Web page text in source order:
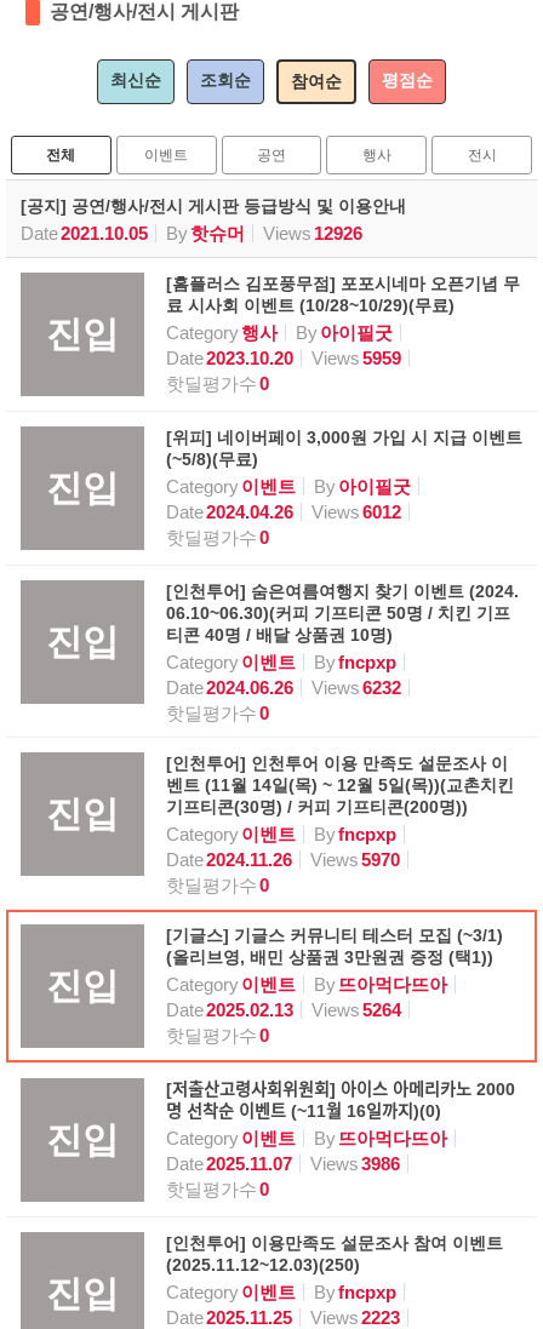
공연/행사/전시 게시판
최신순 조회순 참여순 평점순
전체 이벤트 공연 행사 전시
[공지] 공연/행사/전시 게시판 등급방식 및 이용안내
Date2021.10.05 By핫슈머 Views 12926
진입
[홈플러스 김포풍무점] 포포시네마 오픈기념 무
료 시사회 이벤트 (10/28~10/29)(무료)
Category행사 By아이필굿
Date2023.10.20 Views5959
핫딜평가수0
진입
[위피] 네이버페이 3,000원 가입 시 지급 이벤트
(~5/8)(무료)
Category이벤트 By아이필굿
Date2024.04.26 Views6012
핫딜평가수0
진입
[인천투어] 숨은여름여행지 찾기 이벤트 (2024.
06.10~06.30)(커피 기프티콘 50명 / 치킨 기프
티콘 40명 / 배달 상품권 10명)
Category이벤트 Byfncpxp
Date2024.06.26 Views6232
핫딜평가수0
진입
[인천투어] 인천투어 이용 만족도 설문조사 이
벤트 (11월 14일(목) ~ 12월 5일(목))(교촌치킨
기프티콘(30명) / 커피 기프티콘(200명))
Category이벤트 Byfncpxp
Date2024.11.26 Views5970
핫딜평가수0
진입
[기글스] 기글스 커뮤니티 테스터 모집 (~3/1)
(올리브영, 배민 상품권 3만원권 증정 (택1))
Category이벤트 By뜨아먹다뜨아
Date2025.02.13 Views5264
핫딜평가수0
진입
[저출산고령사회위원회] 아이스 아메리카노 2000
명 선착순 이벤트 (~11월 16일까지)(0)
Category이벤트 By뜨아먹다뜨아
Date2025.11.07 Views3986
핫딜평가수0
진입
[인천투어] 이용만족도 설문조사 참여 이벤트
(2025.11.12~12.03)(250)
Category이벤트 Byfncpxp
Date2025.11.25 Views2223